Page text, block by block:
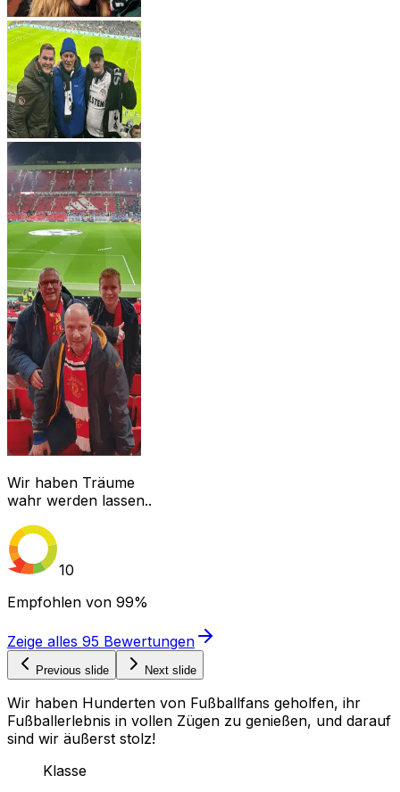
Wir haben Träume
wahr werden lassen..
10
Empfohlen von 99%
Zeige alles 95 Bewertungen
Previous slide Next slide
Wir haben Hunderten von Fußballfans geholfen, ihr
Fußballerlebnis in vollen Zügen zu genießen, und darauf
sind wir äußerst stolz!
Klasse